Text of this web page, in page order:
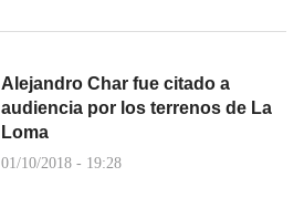
Alejandro Char fue citado a
audiencia por los terrenos de La
Loma
01/10/2018 - 19:28